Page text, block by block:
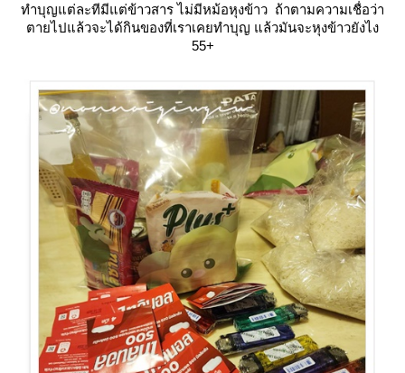
ทำบุญแต่ละทีมีแต่ข้าวสาร ไม่มีหม้อหุงข้าว ถ้าตามความเชื่อว่า
ตายไปแล้วจะได้กินของที่เราเคยทำบุญ แล้วมันจะหุงข้าวยังไง
55+